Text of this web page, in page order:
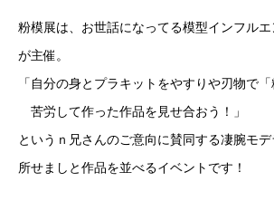
粉模展は、お世話になってる模型インフルエ
が主催。
「自分の身とプラキットをやすりや刃物で
苦労して作った作品を見せ合おう！」
というｎ兄さんのご意向に賛同する凄腕モ
所せましと作品を並べるイベントです！